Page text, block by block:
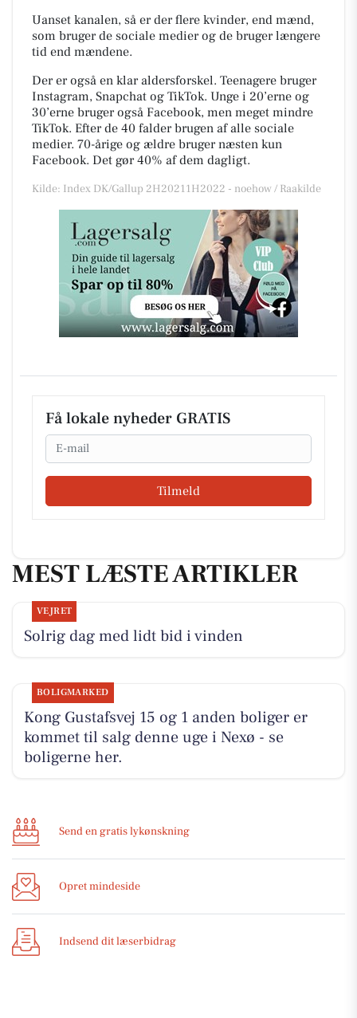
Uanset kanalen, så er der flere kvinder, end mænd,
som bruger de sociale medier og de bruger længere
tid end mændene.
Der er også en klar aldersforskel. Teenagere bruger
Instagram, Snapchat og TikTok. Unge i 20’erne og
30’erne bruger også Facebook, men meget mindre
TikTok. Efter de 40 falder brugen af alle sociale
medier. 70-årige og ældre bruger næsten kun
Facebook. Det gør 40% af dem dagligt.
Kilde: Index DK/Gallup 2H20211H2022 - noehow / Raakilde
Få lokale nyheder GRATIS
Email
Tilmeld
MEST LÆSTE ARTIKLER
VEJRET
Solrig dag med lidt bid i vinden
BOLIGMARKED
Kong Gustafsvej 15 og 1 anden boliger er
kommet til salg denne uge i Nexø - se
boligerne her.
Send en gratis lykønskning
Opret mindeside
Indsend dit læserbidrag